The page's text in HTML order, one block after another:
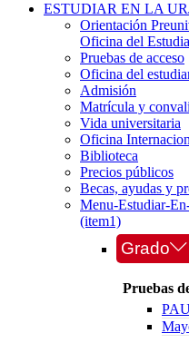
ESTUDIAR EN LA
Orientación
Oficina del
Pruebas de acceso
Oficina del
Admisión
Matrícula y
Vida universitaria
Oficina
Biblioteca
Precios públicos
Becas, ayudas y
Menu-Estudiar-
(item1)
Grado
Pruebas